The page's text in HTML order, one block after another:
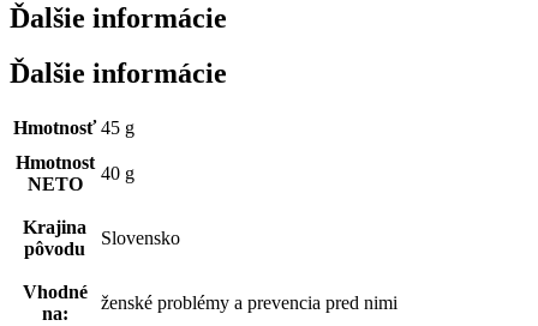
Ďalšie informácie
Ďalšie informácie
Hmotnosť 45 g
Hmotnost
NETO
40 g
Krajina
pôvodu
Slovensko
Vhodné
na:
ženské problémy a prevencia pred nimi